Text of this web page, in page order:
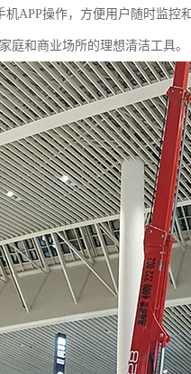
APP操作，方便用户随时监控
庭和商业场所的理想清洁工具。